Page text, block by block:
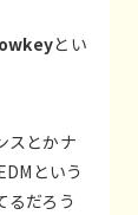
とい
スとかナ
という
るだろう